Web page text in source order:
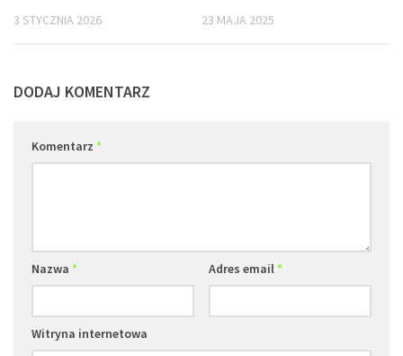
3 STYCZNIA 2026 23 MAJA 2025
DODAJ KOMENTARZ
Komentarz *
Nazwa * Adres email*
Witryna internetowa